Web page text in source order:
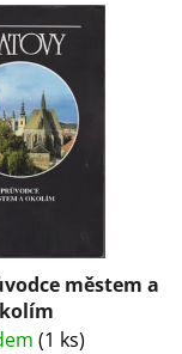
městem a
(1 ks)